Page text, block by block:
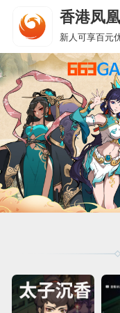
香港凤
新人可享百元